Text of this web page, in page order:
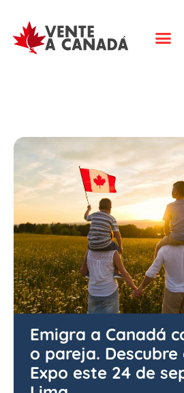
Emigra a Canadá
o pareja. Descubre
Expo este 24 de